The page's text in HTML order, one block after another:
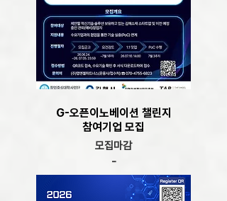
G-오픈이노베이션 챌린지
​참여기업 모집
모집마감
-